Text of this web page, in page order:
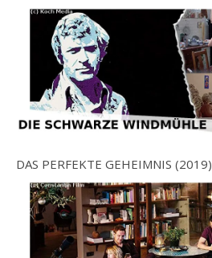
DAS PERFEKTE GEHEIMNIS (2019)